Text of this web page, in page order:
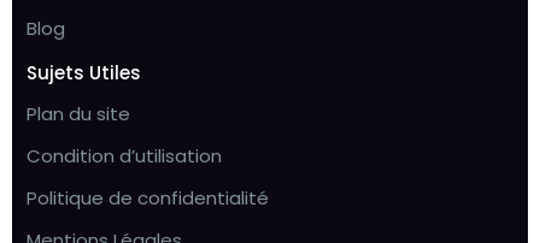
Blog
Sujets Utiles
Plan du site
Condition d’utilisation
Politique de confidentialité